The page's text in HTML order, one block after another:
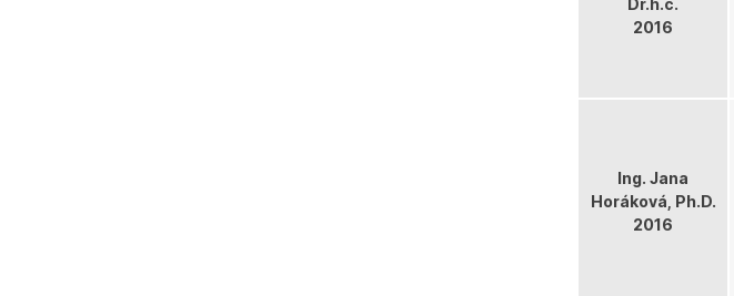
Dr.h.c.
2016
Ing. Jana
Horáková, Ph.D.
2016